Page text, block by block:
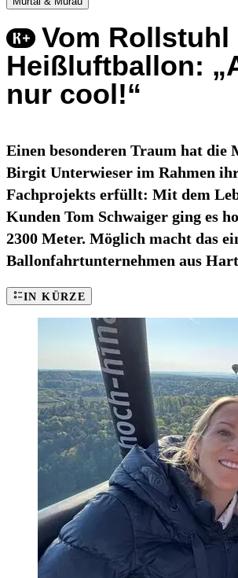
Vom Rollstuhl
Heißluftballon:
nur cool!“
Einen besonderen Traum hat die
Birgit Unterwieser im Rahmen
Fachprojekts erfüllt: Mit dem
Kunden Tom Schwaiger ging es
2300 Meter. Möglich macht das
Ballonfahrtunternehmen aus
IN KÜRZE